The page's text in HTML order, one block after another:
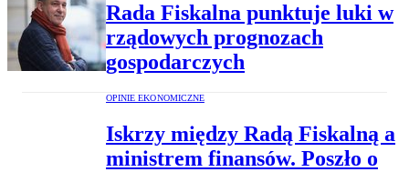
Rada Fiskalna punktuje luki w
rządowych prognozach
gospodarczych
OPINIE EKONOMICZNE
Iskrzy między Radą Fiskalną a
ministrem finansów. Poszło o